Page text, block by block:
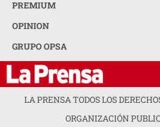
PREMIUM
OPINION
GRUPO OPSA
LA PRENSA TODOS LOS
ORGANIZACIÓN